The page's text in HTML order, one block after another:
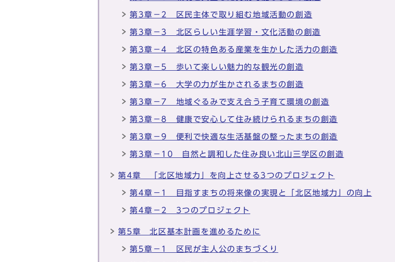
第3章－2 区民主体で取り組む地域活動の創造
第3章－3 北区らしい生涯学習・文化活動の創造
第3章－4 北区の特色ある産業を生かした活力の創造
第3章－5 歩いて楽しい魅力的な観光の創造
第3章－6 大学の力が生かされるまちの創造
第3章－7 地域ぐるみで支え合う子育て環境の創造
第3章－8 健康で安心して住み続けられるまちの創造
第3章－9 便利で快適な生活基盤の整ったまちの創造
第3章－10 自然と調和した住み良い北山三学区の創造
第4章 「北区地域力」を向上させる3つのプロジェクト
第4章－1 目指すまちの将来像の実現と「北区地域力」の向上
第4章－2 3つのプロジェクト
第5章 北区基本計画を進めるために
第5章－1 区民が主人公のまちづくり